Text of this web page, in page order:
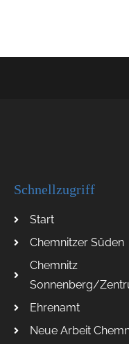
Schnellzugriff
Start
Chemnitzer Süden
Chemnitz
Sonnenberg/
Ehrenamt
Neue Arbeit